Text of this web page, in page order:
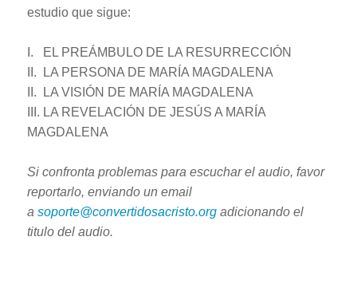
estudio que sigue:
I. EL PREÁMBULO DE LA RESURRECCIÓN
II. LA PERSONA DE MARÍA MAGDALENA
II. LA VISIÓN DE MARÍA MAGDALENA
III. LA REVELACIÓN DE JESÚS A MARÍA
MAGDALENA
Si confronta problemas para escuchar el audio, favor
reportarlo, enviando un email
a soporte@convertidosacristo.orgadicionando el
titulo del audio.